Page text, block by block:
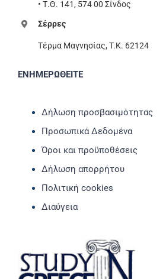
• Τ.Θ. 141, 574 00 Σίνδος
Σέρρες
Τέρμα Μαγνησίας, T.K. 62124
ΕΝΗΜΕΡΩΘΕΙΤΕ
Δήλωση προσβασιμότητας
Προσωπικά Δεδομένα
Όροι και προϋποθέσεις
Δήλωση απορρήτου
Πολιτική cookies
Διαύγεια